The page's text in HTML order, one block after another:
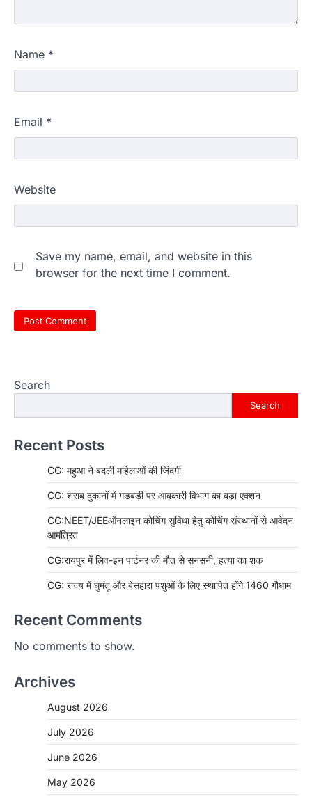
Name *
Email *
Website
Save my name, email, and website in this
browser for the next time I comment.
Search
Search
Recent Posts
CG: महुआ ने बदली महिलाओं की जिंदगी
CG: शराब दुकानों में गड़बड़ी पर आबकारी विभाग का बड़ा एक्शन
CG:NEET/JEEऑनलाइन कोचिंग सुविधा हेतु कोचिंग संस्थानों से आवेदन
आमंत्रित
CG:रायपुर में लिव-इन पार्टनर की मौत से सनसनी, हत्या का शक
CG: राज्य में घुमंतू और बेसहारा पशुओं के लिए स्थापित होंगे 1460 गौधाम
Recent Comments
No comments to show.
Archives
August 2026
July 2026
June 2026
May 2026